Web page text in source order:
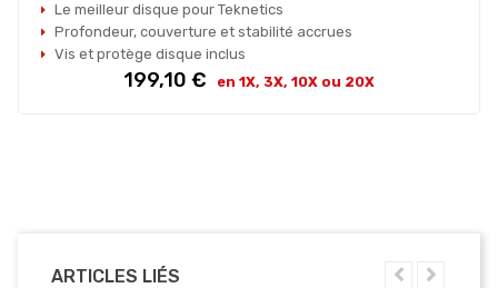
Le meilleur disque pour Teknetics
Profondeur, couverture et stabilité accrues
Vis et protège disque inclus
Prix
199,10 € en 1X, 3X, 10X ou 20X
ARTICLES LIÉS